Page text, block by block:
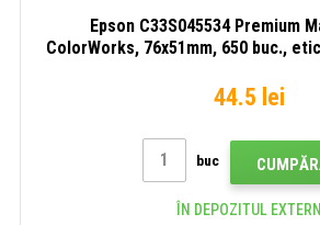
Epson C33S045534 Premium
ColorWorks, 76x51mm, 650 buc.,
44.5 lei
buc
ÎN DEPOZITUL EXTERN